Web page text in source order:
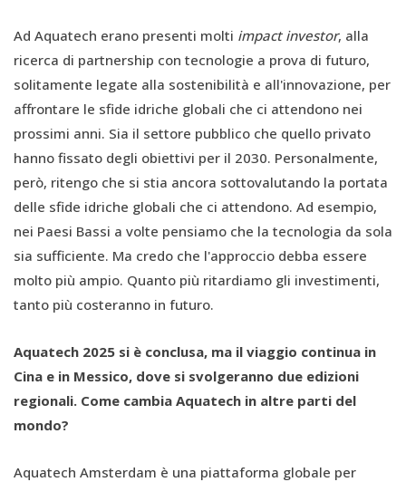
Ad Aquatech erano presenti molti impact investor, alla
ricerca di partnership con tecnologie a prova di futuro,
solitamente legate alla sostenibilità e all'innovazione, per
affrontare le sfide idriche globali che ci attendono nei
prossimi anni. Sia il settore pubblico che quello privato
hanno fissato degli obiettivi per il 2030. Personalmente,
però, ritengo che si stia ancora sottovalutando la portata
delle sfide idriche globali che ci attendono. Ad esempio,
nei Paesi Bassi a volte pensiamo che la tecnologia da sola
sia sufficiente. Ma credo che l'approccio debba essere
molto più ampio. Quanto più ritardiamo gli investimenti,
tanto più costeranno in futuro.
Aquatech 2025 si è conclusa, ma il viaggio continua in
Cina e in Messico, dove si svolgeranno due edizioni
regionali. Come cambia Aquatech in altre parti del
mondo?
Aquatech Amsterdam è una piattaforma globale per